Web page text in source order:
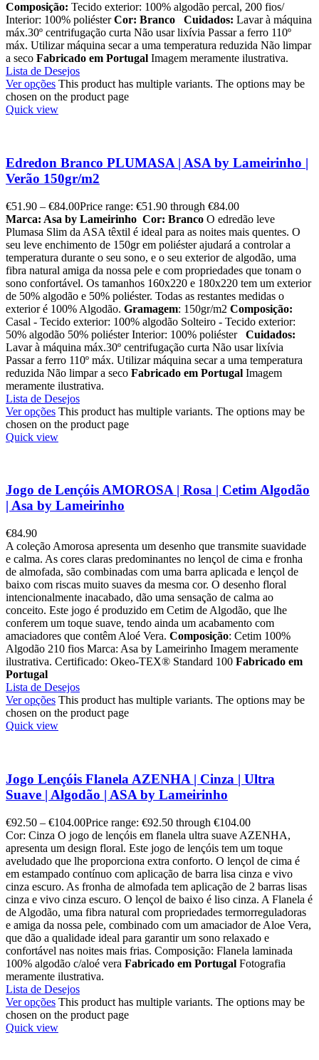
Composição: Tecido exterior: 100% algodão percal, 200 fios/
Interior: 100% poliésterCor: Branco Cuidados: Lavar à máquina
máx.30º centrifugação curta Não usar lixívia Passar a ferro 110º
máx. Utilizar máquina secar a uma temperatura reduzida Não limpar
a seco Fabricado em Portugal Imagem meramente ilustrativa.
Lista de Desejos
Ver opções This product has multiple variants. The options may be
chosen on the product page
Quick view
Edredon Branco PLUMASA | ASA by Lameirinho |
Verão 150gr/m2
€51.90 – €84.00Price range: €51.90 through €84.00
Marca: Asa by Lameirinho Cor: Branco O edredão leve
Plumasa Slim da ASA têxtil é ideal para as noites mais quentes. O
seu leve enchimento de 150gr em poliéster ajudará a controlar a
temperatura durante o seu sono, e o seu exterior de algodão, uma
fibra natural amiga da nossa pele e com propriedades que tonam o
sono confortável. Os tamanhos 160x220 e 180x220 tem um exterior
de 50% algodão e 50% poliéster. Todas as restantes medidas o
exterior é 100% Algodão. Gramagem: 150gr/m2 Composição:
Casal - Tecido exterior: 100% algodão Solteiro - Tecido exterior:
50% algodão 50% poliéster Interior: 100% poliéster Cuidados:
Lavar à máquina máx.30º centrifugação curta Não usar lixívia
Passar a ferro 110º máx. Utilizar máquina secar a uma temperatura
reduzida Não limpar a seco Fabricado em Portugal Imagem
meramente ilustrativa.
Lista de Desejos
Ver opções This product has multiple variants. The options may be
chosen on the product page
Quick view
Jogo de Lençóis AMOROSA | Rosa | Cetim Algodão
| Asa by Lameirinho
€84.90
A coleção Amorosa apresenta um desenho que transmite suavidade
e calma. As cores claras predominantes no lençol de cima e fronha
de almofada, são combinadas com uma barra aplicada e lençol de
baixo com riscas muito suaves da mesma cor. O desenho floral
intencionalmente inacabado, dão uma sensação de calma ao
conceito. Este jogo é produzido em Cetim de Algodão, que lhe
conferem um toque suave, tendo ainda um acabamento com
amaciadores que contêm Aloé Vera. Composição: Cetim 100%
Algodão 210 fios Marca: Asa by Lameirinho Imagem meramente
ilustrativa. Certificado: Okeo-TEX® Standard 100 Fabricado em
Portugal
Lista de Desejos
Ver opções This product has multiple variants. The options may be
chosen on the product page
Quick view
Jogo Lençóis Flanela AZENHA | Cinza | Ultra
Suave | Algodão | ASA by Lameirinho
€92.50 – €104.00Price range: €92.50 through €104.00
Cor: Cinza O jogo de lençóis em flanela ultra suave AZENHA,
apresenta um design floral. Este jogo de lençóis tem um toque
aveludado que lhe proporciona extra conforto. O lençol de cima é
em estampado contínuo com aplicação de barra lisa cinza e vivo
cinza escuro. As fronha de almofada tem aplicação de 2 barras lisas
cinza e vivo cinza escuro. O lençol de baixo é liso cinza. A Flanela é
de Algodão, uma fibra natural com propriedades termorreguladoras
e amiga da nossa pele, combinado com um amaciador de Aloe Vera,
que dão a qualidade ideal para garantir um sono relaxado e
confortável nas noites mais frias. Composição: Flanela laminada
100% algodão c/aloé vera Fabricado em Portugal Fotografia
meramente ilustrativa.
Lista de Desejos
Ver opções This product has multiple variants. The options may be
chosen on the product page
Quick view